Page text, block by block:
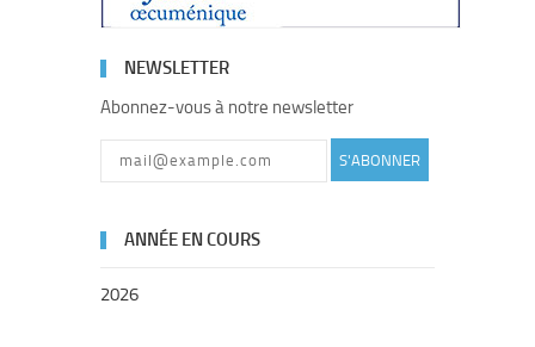
NEWSLETTER
Abonnez-vous à notre newsletter
S'ABONNER
ANNÉE EN COURS
2026